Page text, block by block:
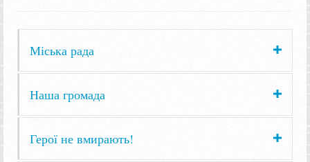
Міська рада
Наша громада
Герої не вмирають!